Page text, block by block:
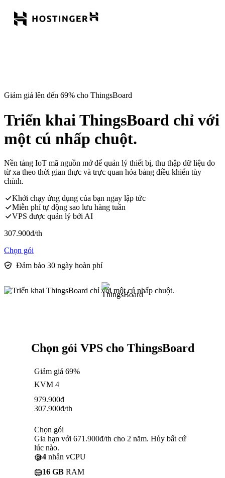
Giảm giá lên đến 69% cho ThingsBoard
Triển khai ThingsBoard chỉ với
một cú nhấp chuột.
Nền tảng IoT mã nguồn mở để quản lý thiết bị, thu thập dữ liệu đo
từ xa theo thời gian thực và trực quan hóa bảng điều khiển tùy
chỉnh.
Khởi chạy ứng dụng của bạn ngay lập tức
Miễn phí tự động sao lưu hàng tuần
VPS được quản lý bởi AI
307.900đ/th
Chọn gói
Đảm bảo 30 ngày hoàn phí
Chọn gói VPS cho ThingsBoard
Giảm giá 69%
KVM 4
979.900đ
307.900đ/th
Chọn gói
Gia hạn với 671.900đ/th cho 2 năm. Hủy bất cứ
lúc nào.
4 nhân vCPU
16 GB RAM